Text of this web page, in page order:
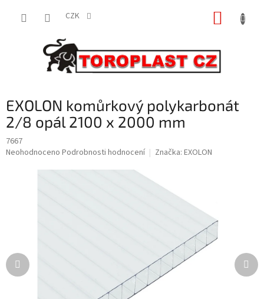
CZK
EXOLON komůrkový polykarbonát
2/8 opál 2100 x 2000 mm
7667
Průměrné
Neohodnoceno Podrobnosti hodnocení Značka: EXOLON